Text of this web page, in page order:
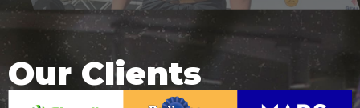
Our Clients